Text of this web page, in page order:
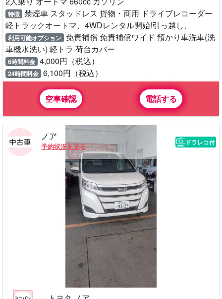
特徴 禁煙車 スタッドレス 貨物・商用 ドライブレコーダー
軽トラックオートマ、4WDレンタル開始!引っ越し、
利用可能オプション 免責補償 免責補償ワイド 預かり車洗車(洗
車機水洗い) 軽トラ 荷台カバー
6時間料金 4,000円（税込）
24時間料金 6,100円（税込）
空車確認 電話する
ノア
予約状況を見る
ドラレコ付